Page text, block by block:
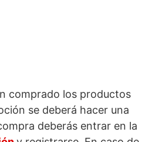
comprado los productos
se deberá hacer una
deberás entrar en la